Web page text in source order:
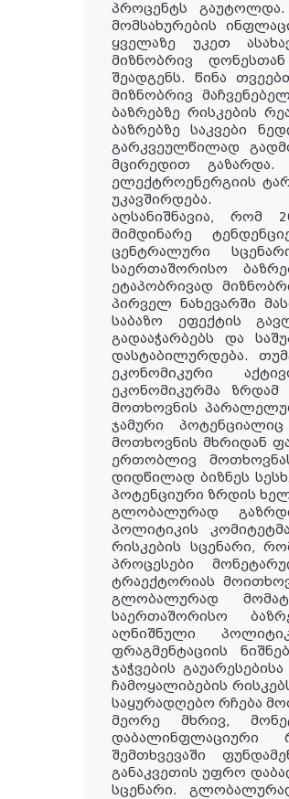
პროცენტს
მომსახურების
ყველაზე უკეთ
მიზნობრივ
შეადგენს. წინა
მიზნობრივ
ბაზრებზე რისკების
ბაზრებზე საკვები
გარკვეულწილად
მცირედით
ელექტროენერგიის
უკავშირდება.
აღსანიშნავია, რომ
მიმდინარე
ცენტრალური
საერთაშორისო
ეტაპობრივად
პირველ ნახევარში
საბაზო ეფექტის
გადააჭარბებს და
დასტაბილურდება.
ეკონომიკური
ეკონომიკურმა
მოთხოვნის
ჯამური
მოთხოვნის მხრიდან
ერთობლივ
დიდწილად ბიზნეს
პოტენციური ზრდის
გლობალურად
პოლიტიკის
რისკების სცენარი,
პროცესები
ტრაექტორიას
გლობალურად
საერთაშორისო
აღნიშნული
ფრაგმენტაციის
ჯაჭვების
ჩამოყალიბების
საყურადღებო რჩება
მეორე მხრივ,
დაბალინფლაციური
შემთხვევაში
განაკვეთის უფრო
სცენარი.